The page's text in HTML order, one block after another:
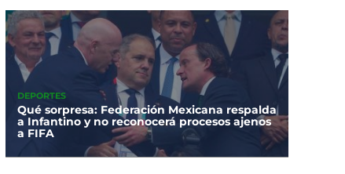
DEPORTES
Qué sorpresa: Federación Mexicana respalda
a Infantino y no reconocerá procesos ajenos
a FIFA